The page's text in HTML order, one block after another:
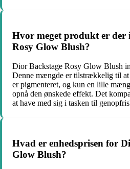
Hvor meget produkt er der
Rosy Glow Blush?
Dior Backstage Rosy Glow Blush
Denne mængde er tilstrækkelig til
er pigmenteret, og kun en lille
opnå den ønskede effekt. Det
at have med sig i tasken til
Hvad er enhedsprisen for
Glow Blush?